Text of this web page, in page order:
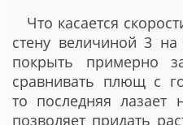
Что касается
стену величиной 3
покрыть примерно
сравнивать плющ с
то последняя лазает
позволяет придать